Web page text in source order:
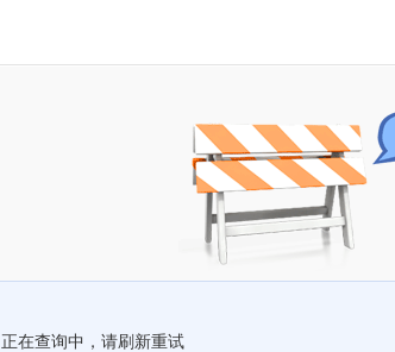
正在查询中，请刷新重试